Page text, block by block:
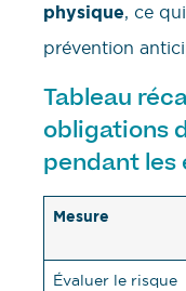
physique, ce
prévention
Tableau
obligations
pendant les
Mesure
Évaluer le risque